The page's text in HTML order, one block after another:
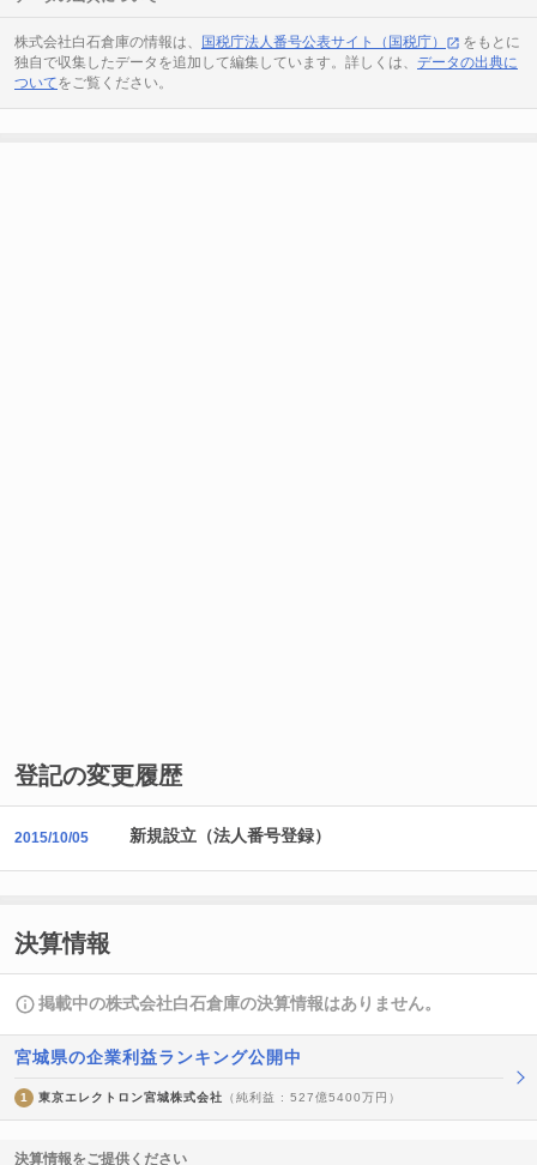
株式会社白石倉庫の情報は、 国税庁法人番号公表サイト（国税庁）
をもとに
独自で収集したデータを追加して編集しています。詳しくは、 データの出典に
ついてをご覧ください。
登記の変更履歴
2015/10/05 新規設立（法人番号登録）
決算情報
掲載中の株式会社白石倉庫の決算情報はありません。
宮城県の企業利益ランキング公開中
1 東京エレクトロン宮城株式会社 （純利益 : 527億5400万円）
決算情報をご提供ください